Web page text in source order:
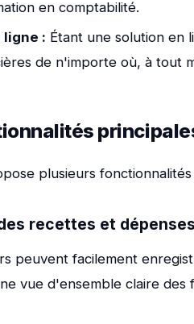
en comptabilité.
ligne : Étant une solution en
de n'importe où, à tout
plusieurs
recettes et dépenses
peuvent facilement
vue d'ensemble claire